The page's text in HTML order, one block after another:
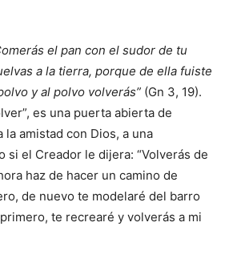
el pan con el sudor de tu
a la tierra, porque de ella fuiste
y al polvo volverás” (Gn 3, 19).
es una puerta abierta de
la amistad con Dios, a una
si el Creador le dijera: “Volverás de
haz de hacer un camino de
de nuevo te modelaré del barro
te recrearé y volverás a mi